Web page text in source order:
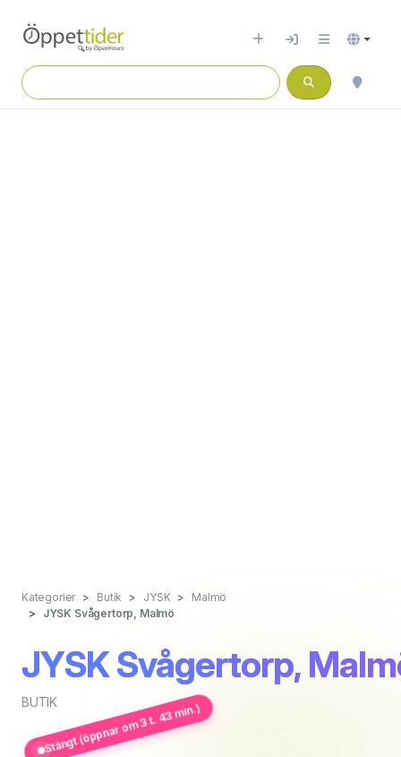
Kategorier Butik JYSK
Malmö
JYSK Svågertorp, Malmö
JYSK Svågertorp,
BUTIKStängt (öppnar om 3 t. 43 min.)